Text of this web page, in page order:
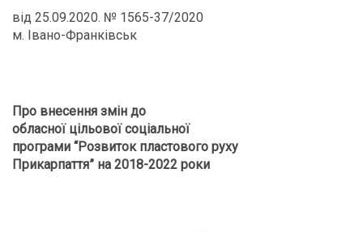
від 25.09.2020. № 1565-37/2020
м. Івано-Франківськ
Про внесення змін до
обласної цільової соціальної
програми “Розвиток пластового руху
Прикарпаття” на 2018-2022 роки